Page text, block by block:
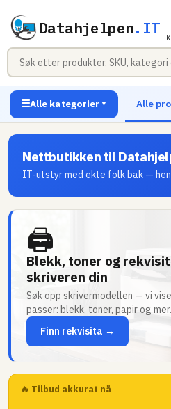
Datahjelpen.IT
☰Alle kategorier ▼ Alle
Nettbutikken til
IT-utstyr med ekte folk bak —
🖨
Blekk, toner og
skriveren din
Søk opp skrivermodellen — vi
passer: blekk, toner, papir og mer.
Finn rekvisita →
🔥 Tilbud akkurat nå